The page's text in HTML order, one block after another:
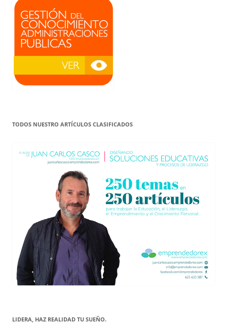
TODOS NUESTRO ARTÍCULOS CLASIFICADOS
LIDERA, HAZ REALIDAD TU SUEÑO.